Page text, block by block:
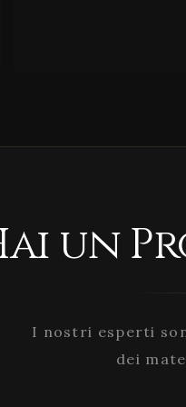
un
I nostri esperti
dei